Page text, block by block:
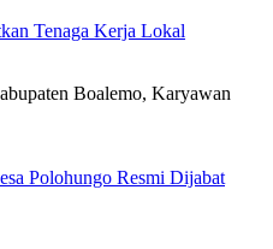
Tenaga Kerja Lokal
Boalemo, Karyawan
Polohungo Resmi Dijabat